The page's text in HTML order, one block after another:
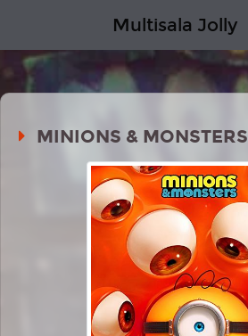
Multisala Jolly
MINIONS & MONSTERS